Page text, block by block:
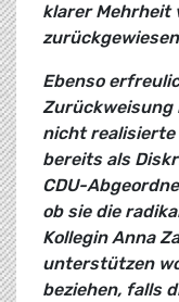
klarer Mehrheit
Ebenso
Zurückweisung
nicht
bereits als
CDU-
ob sie die
Kollegin Anna
unterstützen
beziehen, falls